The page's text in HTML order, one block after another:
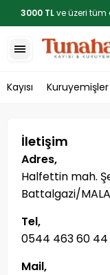
3000 TLve üzeri tüm
Kayısı Kuruyemişler
İletişim
Adres,
Halfettin mah.
Battalgazi/
Tel,
0544 463 60 44
Mail,